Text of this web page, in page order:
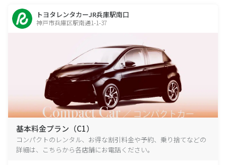
トヨタレンタカーJR兵庫駅南口
神戸市兵庫区駅南通1-1-37
基本料金プラン（C1）
コンパクトのレンタル、お得な割引料金や予約、乗り捨てなどの
詳細は、こちらから各店舗にお電話ください。